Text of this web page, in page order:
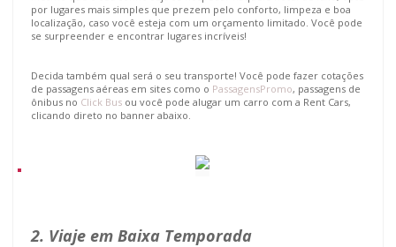
por lugares mais simples que prezem pelo conforto, limpeza e boa
localização, caso você esteja com um orçamento limitado. Você pode
se surpreender e encontrar lugares incríveis!
Decida também qual será o seu transporte! Você pode fazer cotações
de passagens aéreas em sites como o PassagensPromo, passagens de
ônibus no Click Bus ou você pode alugar um carro com a Rent Cars,
clicando direto no banner abaixo.
2. Viaje em Baixa Temporada